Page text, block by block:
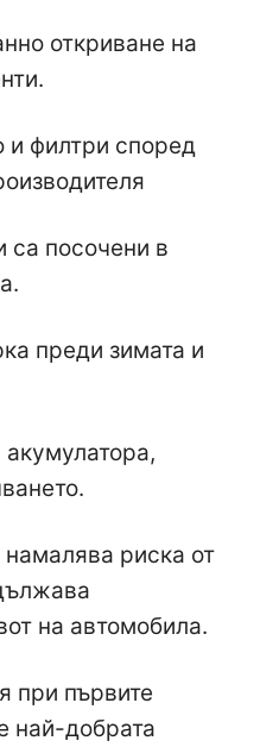
откриване на
филтри според
са посочени в
преди зимата и
риска от
на автомобила.
при първите
най-добрата